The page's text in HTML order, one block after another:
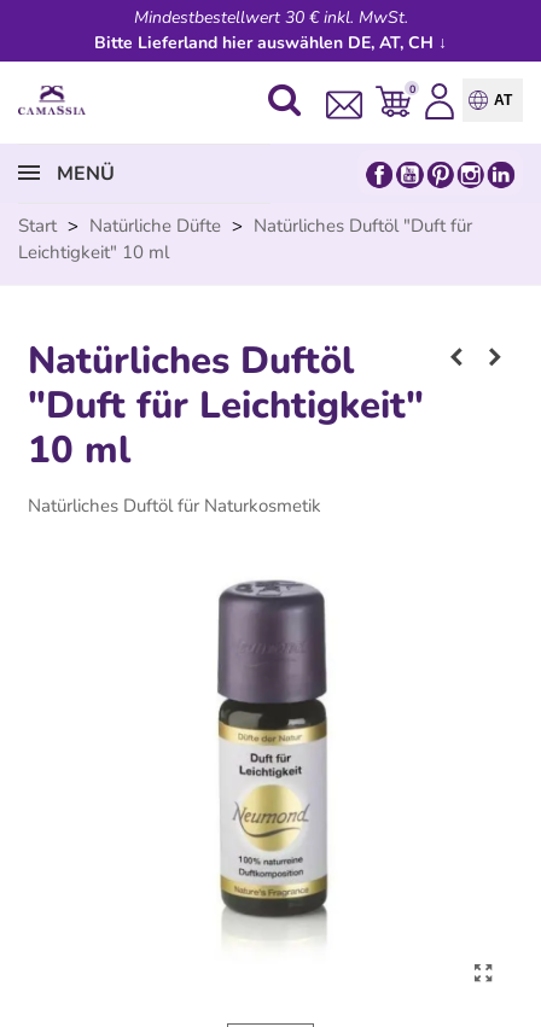
Mindestbestellwert 30 € inkl. MwSt.
Bitte Lieferland hier auswählen DE, AT, CH ↓
0
AT
MENÜ
Start > Natürliche Düfte > Natürliches Duftöl "Duft für
Leichtigkeit" 10 ml
Natürliches Duftöl
"Duft für Leichtigkeit"
10 ml
Natürliches Duftöl für Naturkosmetik